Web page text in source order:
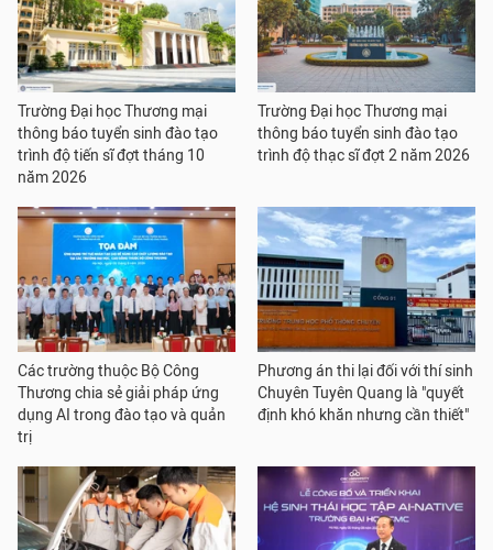
Trường Đại học Thương mại
thông báo tuyển sinh đào tạo
trình độ tiến sĩ đợt tháng 10
năm 2026
Trường Đại học Thương mại
thông báo tuyển sinh đào tạo
trình độ thạc sĩ đợt 2 năm 2026
Các trường thuộc Bộ Công
Thương chia sẻ giải pháp ứng
dụng AI trong đào tạo và quản
trị
Phương án thi lại đối với thí sinh
Chuyên Tuyên Quang là "quyết
định khó khăn nhưng cần thiết"